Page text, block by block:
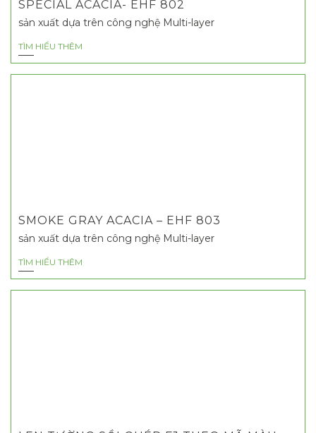
SPECIAL ACACIA- EHF 802
sản xuất dựa trên công nghệ Multi-layer
TÌM HIỂU THÊM
SMOKE GRAY ACACIA – EHF 803
sản xuất dựa trên công nghệ Multi-layer
TÌM HIỂU THÊM